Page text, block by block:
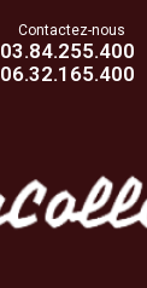
Contactez-nous
03.84.255.400
06.32.165.400